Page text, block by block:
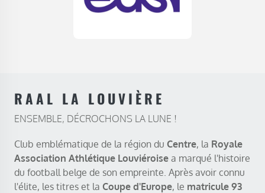
RAAL LA LOUVIÈRE
ENSEMBLE, DÉCROCHONS LA LUNE !
Club emblématique de la région du Centre, la Royale
Association Athlétique Louviéroisea marqué l'histoire
du football belge de son empreinte. Après avoir connu
l'élite, les titres et la Coupe d'Europe, le matricule 93